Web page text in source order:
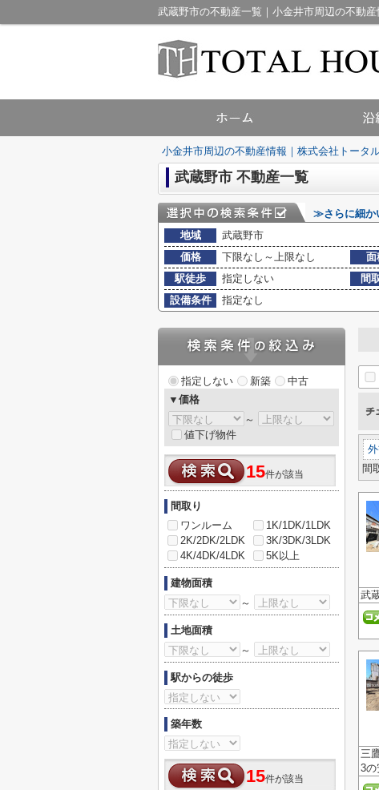
武蔵野市の不動産一覧｜小金井市周辺の不動
小金井市周辺の不動産情報｜株式会社トータ
武蔵野市 不動産一覧
≫さらに細か
地域
武蔵野市
価格
下限なし～上限なし 面
駅徒歩
指定しない 間
設備条件
指定なし
間
武
三
3の
指定しない 新築
中古
▼価格
～
値下げ物件
15件が該当
間取り
ワンルーム
1K/1DK/1LDK
2K/2DK/2LDK
3K/3DK/3LDK
4K/4DK/4LDK
5K以上
建物面積
～
土地面積
～
駅からの徒歩
築年数
15件が該当